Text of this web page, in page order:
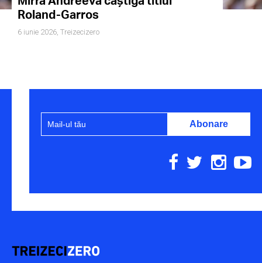
Roland-Garros
6 iunie 2026, Treizecizero